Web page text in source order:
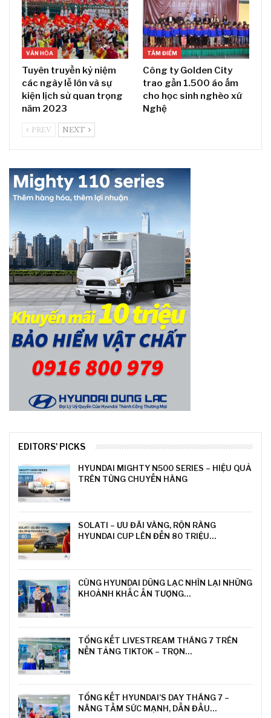
VĂN HÓA
Tuyên truyền kỷ niệm
các ngày lễ lớn và sự
kiện lịch sử quan trọng
năm 2023
TÂM ĐIỂM
Công ty Golden City
trao gần 1.500 áo ấm
cho học sinh nghèo xứ
Nghệ
PREV NEXT
EDITORS' PICKS
HYUNDAI MIGHTY N500 SERIES – HIỆU QUẢ
TRÊN TỪNG CHUYẾN HÀNG
SOLATI – ƯU ĐÃI VÀNG, RỘN RÀNG
HYUNDAI CUP LÊN ĐẾN 80 TRIỆU…
CÙNG HYUNDAI DŨNG LẠC NHÌN LẠI NHỮNG
KHOẢNH KHẮC ẤN TƯỢNG…
TỔNG KẾT LIVESTREAM THÁNG 7 TRÊN
NỀN TẢNG TIKTOK – TRỌN…
TỔNG KẾT HYUNDAI’S DAY THÁNG 7 –
NÂNG TẦM SỨC MẠNH, DẪN ĐẦU…